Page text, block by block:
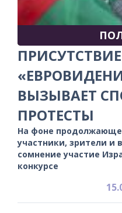
ВЫЗЫВАЕТ
ПРОТЕСТЫ
На фоне
участники, зрители и
сомнение участие
конкурсе